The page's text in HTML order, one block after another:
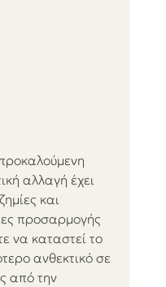
αλλαγή έχει
και
προσαρμογής
να καταστεί το
ανθεκτικό σε
από την